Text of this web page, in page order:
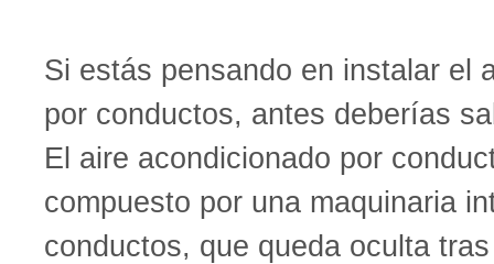
Si estás pensando en instalar el
por conductos, antes deberías
El aire acondicionado por
compuesto por una maquinaria
conductos, que queda oculta